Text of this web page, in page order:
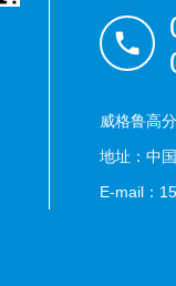
威格鲁高
地址：中
E-mail：